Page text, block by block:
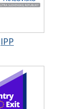
IPP